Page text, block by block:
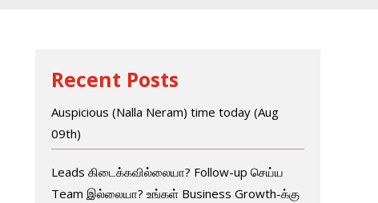
Recent Posts
Auspicious (Nalla Neram) time today (Aug
09th)
Leads கிடைக்கவில்லையா? Follow-up செய்ய
Team இல்லையா? உங்கள் Business Growth-க்கு